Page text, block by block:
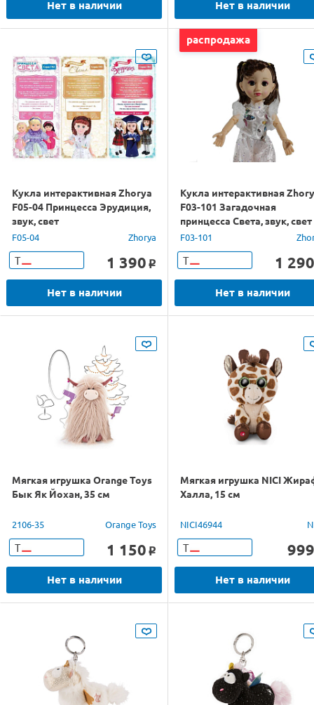
Нет в наличии Нет в наличии
Кукла интерактивная Zhorya
F05-04 Принцесса Эрудиция,
звук, свет
F05-04 Zhorya
Т 1 390 o
Нет в наличии
распродажа
Кукла интерактивная
F03-101 Загадочная
принцесса Света, звук, свет
F03-101
Т 1 290
Нет в наличии
Мягкая игрушка Orange Toys
Бык Як Йохан, 35 см
2106-35 Orange Toys
Т 1 150 o
Нет в наличии
Мягкая игрушка NICI
Халла, 15 см
NICI46944
Т 999
Нет в наличии